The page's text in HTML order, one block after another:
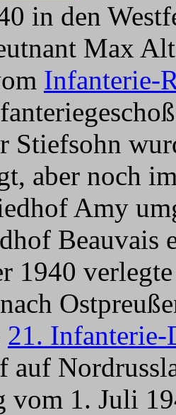
in den
Max
Infanterie-
Stiefsohn
aber noch
Amy
Beauvais
1940
21.
auf
1. Juli